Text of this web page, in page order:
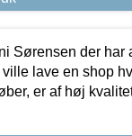
Sørensen der har
lave en shop
er af høj